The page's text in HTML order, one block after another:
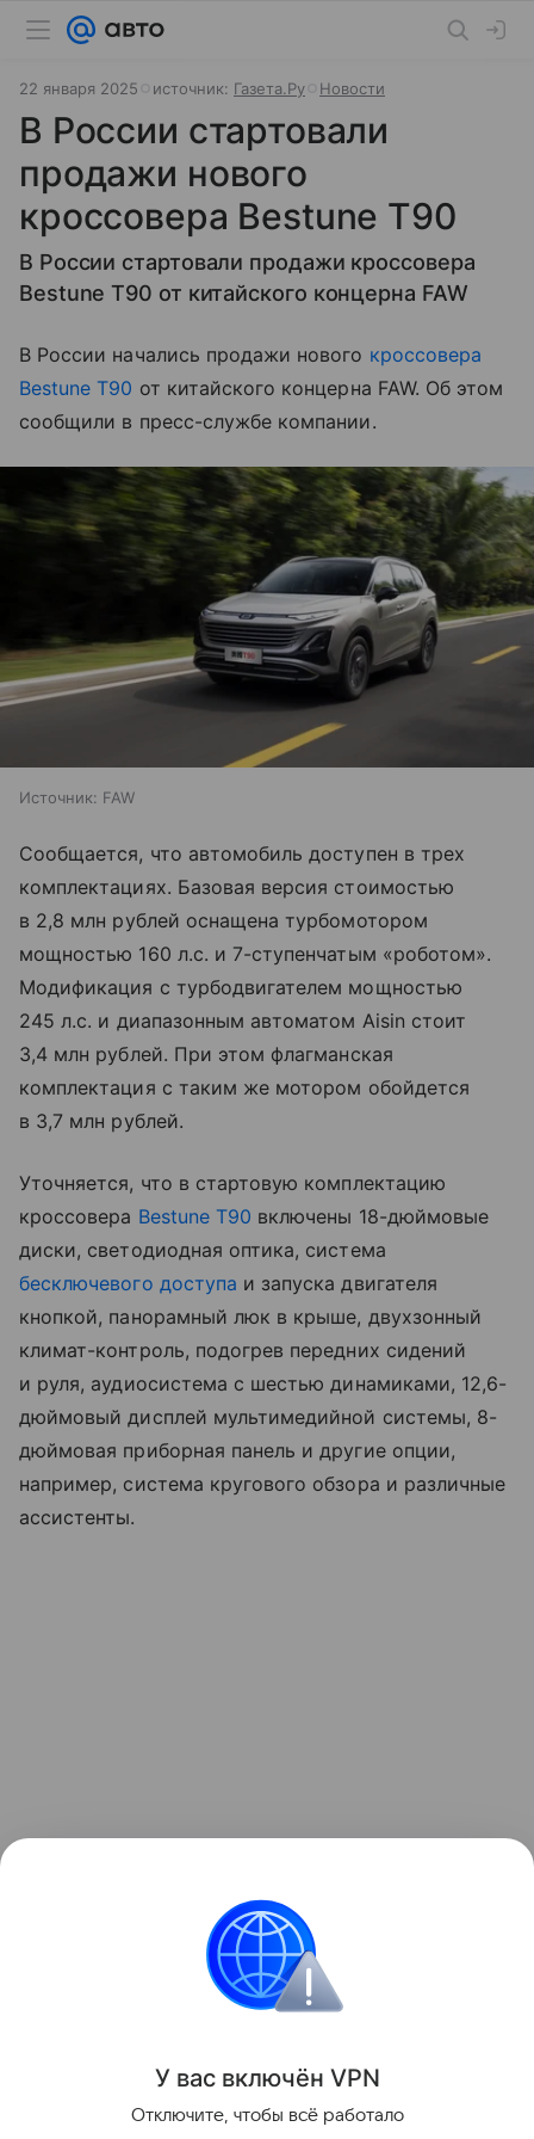
22 января 2025 источник: Газета.Ру Новости
В России стартовали
продажи нового
кроссовера Bestune T90
В России стартовали продажи кроссовера
Bestune T90 от китайского концерна FAW
В России начались продажи нового кроссовера
Bestune T90 от китайского концерна FAW. Об этом
сообщили в пресс-службе компании.
Источник: FAW
Сообщается, что автомобиль доступен в трех
комплектациях. Базовая версия стоимостью
в 2,8 млн рублей оснащена турбомотором
мощностью 160 л.с. и 7-ступенчатым «роботом».
Модификация с турбодвигателем мощностью
245 л.с. и диапазонным автоматом Aisin стоит
3,4 млн рублей. При этом флагманская
комплектация с таким же мотором обойдется
в 3,7 млн рублей.
Уточняется, что в стартовую комплектацию
кроссовера Bestune T90 включены 18-дюймовые
диски, светодиодная оптика, система
бесключевого доступа и запуска двигателя
кнопкой, панорамный люк в крыше, двухзонный
климат-контроль, подогрев передних сидений
и руля, аудиосистема с шестью динамиками, 12,6-
дюймовый дисплей мультимедийной системы, 8-
дюймовая приборная панель и другие опции,
например, система кругового обзора и различные
ассистенты.
Поделиться
У вас включён VPN
Отключите, чтобы всё работало